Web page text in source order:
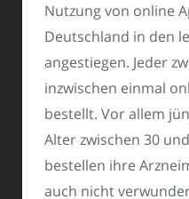
Nutzung von online
Deutschland in den
angestiegen. Jeder
inzwischen einmal
bestellt. Vor allem
Alter zwischen 30
bestellen ihre
auch nicht